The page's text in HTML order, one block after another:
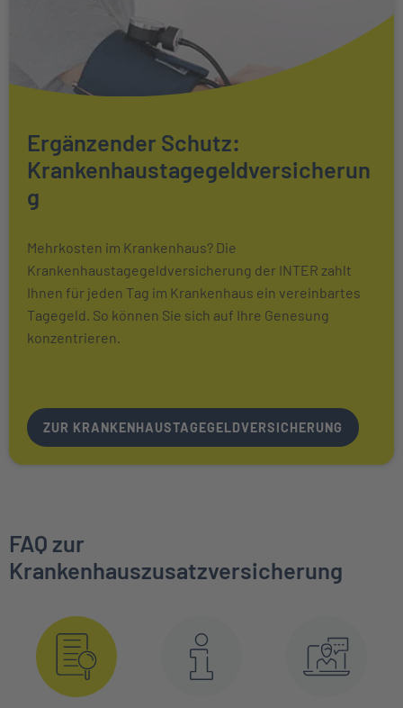
Ergänzender Schutz:
Krankenhaustagegeldversicherun
g
Mehrkosten im Krankenhaus? Die
Krankenhaustagegeldversicherung der INTER zahlt
Ihnen für jeden Tag im Krankenhaus ein vereinbartes
Tagegeld. So können Sie sich auf Ihre Genesung
konzentrieren.
ZUR KRANKENHAUSTAGEGELDVERSICHERUNG
FAQ zur
Krankenhauszusatzversicherung